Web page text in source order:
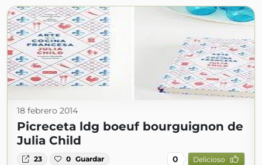
18 febrero 2014
Picreceta ldg boeuf bourguignon de
Julia Child
23 0 Guardar 0 Delicioso